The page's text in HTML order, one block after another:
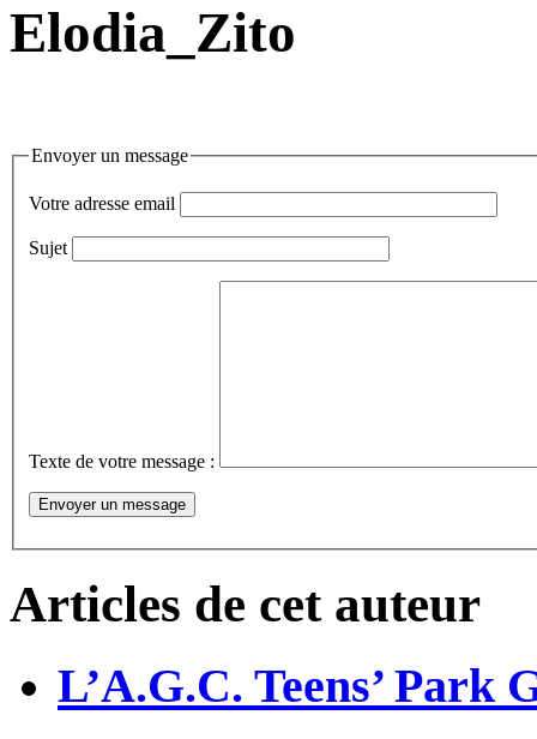
Elodia_Zito
Envoyer un message
Votre adresse email
Sujet
Texte de votre message :
Articles de cet auteur
L’A.G.C. Teens’ Park